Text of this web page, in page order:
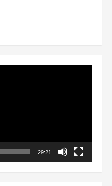
29:21